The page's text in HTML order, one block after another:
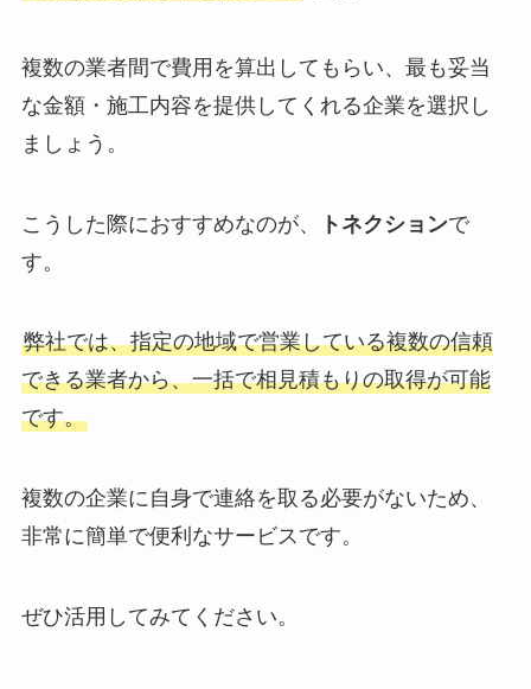
複数の業者間で費用を算出してもらい、最も妥当
な金額・施工内容を提供してくれる企業を選択し
ましょう。
こうした際におすすめなのが、 トネクションで
す。
弊社では、指定の地域で営業している複数の信頼
できる業者から、一括で相見積もりの取得が可能
です。
複数の企業に自身で連絡を取る必要がないため、
非常に簡単で便利なサービスです。
ぜひ活用してみてください。